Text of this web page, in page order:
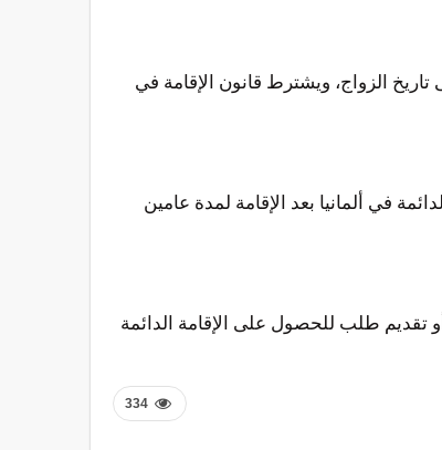
الزواج، ويشترط قانون الإقامة في
في ألمانيا بعد الإقامة لمدة عامين
في ألمانيا، بعد مرور 33 شهر على إقامته في المانيا، أو تقديم طلب للحصول على الإقامة الدائمة
334